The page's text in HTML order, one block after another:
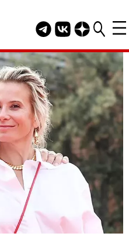
Telegram канал
Группа HELLO
Канал